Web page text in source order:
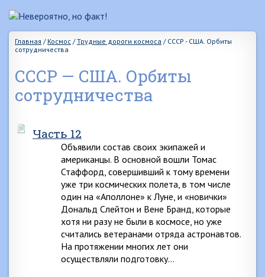
Главная / Космос /Трудные дороги космоса / СССР - США. Орбиты
сотрудничества
СССР — США. Орбиты
сотрудничества
Часть 12
Объявили состав своих экипажей и
американцы. В основной вошли Томас
Стаффорд, совершивший к тому времени
уже три космических полета, в том числе
один на «Аполлоне» к Луне, и «новички»
Дональд Слейтон и Вене Бранд, которые
хотя ни разу не были в космосе, но уже
считались ветеранами отряда астронавтов.
На протяжении многих лет они
осуществляли подготовку…